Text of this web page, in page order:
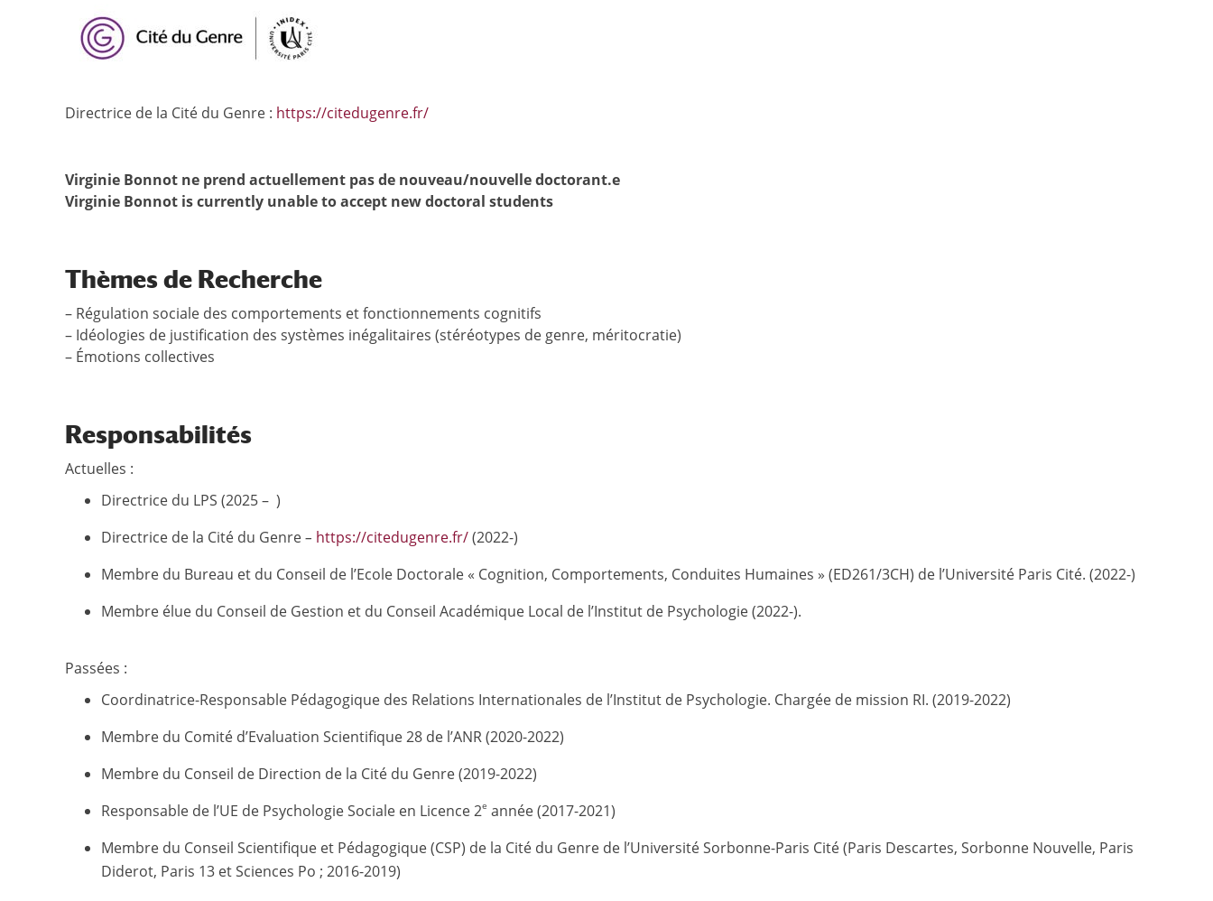
Directrice de la Cité du Genre : https://citedugenre.fr/
Virginie Bonnot ne prend actuellement pas de nouveau/nouvelle doctorant.e
Virginie Bonnot is currently unable to accept new doctoral students
Thèmes de Recherche
– Régulation sociale des comportements et fonctionnements cognitifs
– Idéologies de justification des systèmes inégalitaires (stéréotypes de genre, méritocratie)
– Émotions collectives
Responsabilités
Actuelles :
Directrice du LPS (2025 – )
Directrice de la Cité du Genre– https://citedugenre.fr/(2022-)
Membre du Bureau et du Conseil de l’Ecole Doctorale « Cognition, Comportements, Conduites Humaines » (ED261/3CH) de l’Université Paris Cité. (2022-)
Membre élue du Conseil de Gestion et du Conseil Académique Local de l’Institut de Psychologie (2022-).
Passées :
Coordinatrice-Responsable Pédagogique des Relations Internationales de l’Institut de Psychologie. Chargée de mission RI. (2019-2022)
Membre du Comité d’Evaluation Scientifique 28 de l’ANR (2020-2022)
Membre du Conseil de Direction de la Cité du Genre (2019-2022)
Responsable de l’UE de Psychologie Sociale en Licence 2e année (2017-2021)
Membre du Conseil Scientifique et Pédagogique (CSP) de la Cité du Genre de l’Université Sorbonne-Paris Cité (Paris Descartes, Sorbonne Nouvelle, Paris
Diderot, Paris 13 et Sciences Po ; 2016-2019)